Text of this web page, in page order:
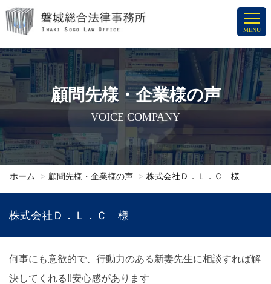
ン
ン
ツ
プ
MENU
顧問先様・企業様の声
VOICE COMPANY
ホーム 顧問先様・企業様の声 株式会社Ｄ．Ｌ．Ｃ 様
株式会社Ｄ．Ｌ．Ｃ 様
何事にも意欲的で、行動力のある新妻先生に相談すれば解
決してくれる!!安心感があります